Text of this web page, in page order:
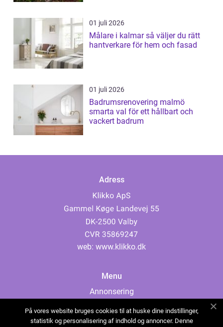
01 juli 2026
Målare i kalmar så väljer du rätt
hantverkare för hem och fasad
01 juli 2026
Badrumsrenovering malmö
smarta val för ett hållbart och
vackert badrum
Adress
web: www.klikko.dk
Menu
Annonsering
Cookies
På vores website bruges cookies til at huske dine indstillinger,
statistik og personalisering af indhold og annoncer. Denne